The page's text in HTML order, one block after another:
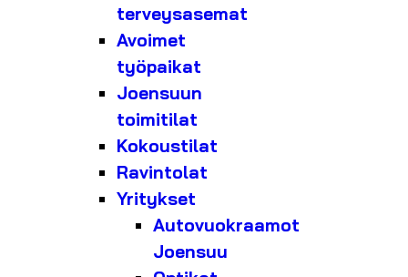
terveysasemat
Avoimet
työpaikat
Joensuun
toimitilat
Kokoustilat
Ravintolat
Yritykset
Autovuokraamot
Joensuu